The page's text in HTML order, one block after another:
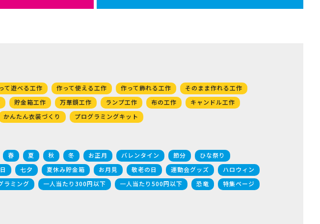
て遊べる工作 作って使える工作 作って飾れる工作
そのまま作れる工作
貯金箱工作 万華鏡工作 ランプ工作 布の工作
キャンドル工作
かんたん衣装づくり プログラミングキット
春 夏 秋 冬 お正月 バレンタイン 節分
ひな祭り
七夕 夏休み貯金箱 お月見 敬老の日 運動会グッズ
ハロウィン
ラミング 一人当たり300円以下 一人当たり500円以下 恐竜
特集ページ